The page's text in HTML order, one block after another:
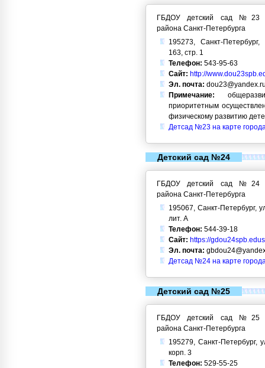
ГБДОУ детский сад №23
района Санкт-Петербурга
195273, Санкт-
163, стр. 1
Телефон: 543-95-63
Сайт: http://
Эл. почта:
Примечание:
приоритетным
физическому развитию
Детсад №23 на карте
Детский сад №24
ГБДОУ детский сад №24
района Санкт-Петербурга
195067, Санкт-Петербург,
лит. А
Телефон: 544-39-18
Сайт: https://
Эл. почта:
Детсад №24 на карте
Детский сад №25
ГБДОУ детский сад №25
района Санкт-Петербурга
195279, Санкт-Петербург,
корп. 3
Телефон: 529-55-25